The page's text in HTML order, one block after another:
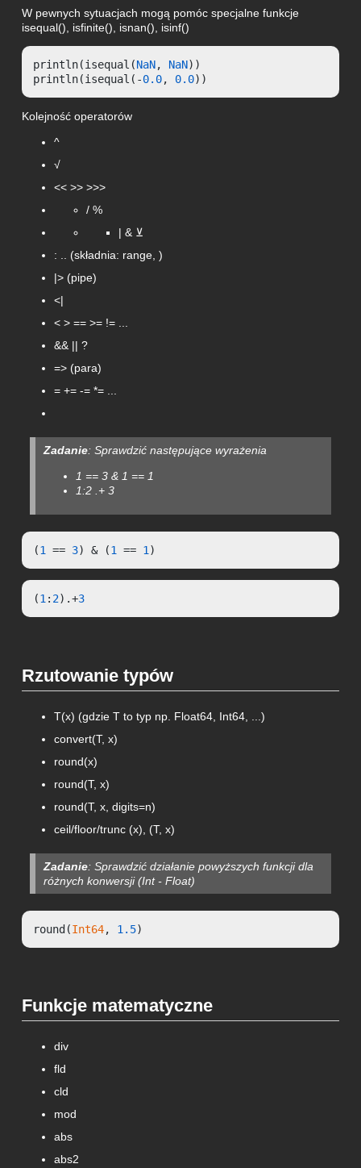
W pewnych sytuacjach mogą pomóc specjalne funkcje
isequal(), isfinite(), isnan(), isinf()
println(isequal(NaN, NaN))
println(isequal(-0.0, 0.0))
Kolejność operatorów
^
√
<< >> >>>
/ %
| & ⊻
: .. (składnia: range, )
|> (pipe)
<|
< > == >= != ...
&& || ?
=> (para)
= += -= *= ...
Zadanie: Sprawdzić następujące wyrażenia
1 == 3 & 1 == 1
1:2 .+ 3
(1 == 3) & (1 == 1)
(1: 2).+3
Rzutowanie typów
T(x) (gdzie T to typ np. Float64, Int64, ...)
convert(T, x)
round(x)
round(T, x)
round(T, x, digits=n)
ceil/floor/trunc (x), (T, x)
Zadanie: Sprawdzić działanie powyższych funkcji dla
różnych konwersji (Int - Float)
round(Int64, 1.5)
Funkcje matematyczne
div
fld
cld
mod
abs
abs2